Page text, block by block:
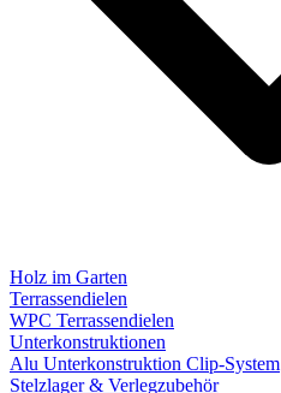
Holz im Garten
Terrassendielen
WPC Terrassendielen
Unterkonstruktionen
Alu Unterkonstruktion Clip-System
Stelzlager & Verlegzubehör